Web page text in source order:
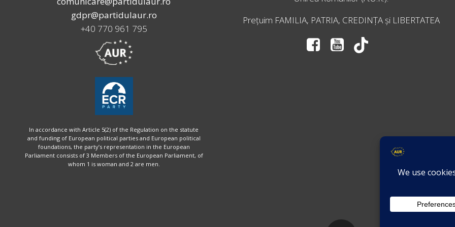
gdpr@partidulaur.ro
+40 770 961 795
In accordance with Article 5(2) of the Regulation on the statute
and funding of European political parties and European political
foundations, the party’s representation in the European
Parliament consists of 3 Members of the European Parliament, of
whom 1 is woman and 2 are men.
Prețuim FAMILIA, PATRIA, CREDINȚA și LIBERTATEA